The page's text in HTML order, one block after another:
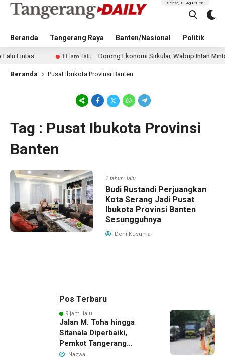
Beranda Tangerang Raya Banten/Nasional Politik
Selasa, 11 Agu 2026
Lintas 11 jam lalu Dorong Ekonomi Sirkular, Wabup Intan Minta
Beranda Pusat Ibukota Provinsi Banten
Tag : Pusat Ibukota Provinsi
Banten
1 tahun lalu
Budi Rustandi Perjuangkan
Kota Serang Jadi Pusat
Ibukota Provinsi Banten
Sesungguhnya
Deni Kusuma
Pos Terbaru
9 jam lalu
Jalan M. Toha hingga
Sitanala Diperbaiki,
Pemkot Tangerang
Siapkan Rekayasa Lalu
Nazwa